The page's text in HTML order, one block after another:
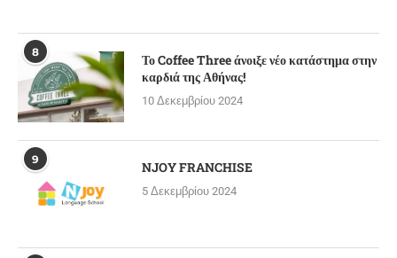
8
Το Coffee Three άνοιξε νέο κατάστημα στην
καρδιά της Αθήνας!
10 Δεκεμβρίου 2024
9 NJOY FRANCHISE
5 Δεκεμβρίου 2024